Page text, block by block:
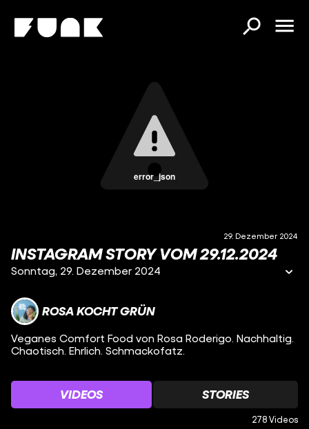
error_json
29. Dezember 2024
INSTAGRAM STORY VOM 29.12.2024
Sonntag, 29. Dezember 2024
ROSA KOCHT GRÜN
Veganes Comfort Food von Rosa Roderigo. Nachhaltig.
Chaotisch. Ehrlich. Schmackofatz.
VIDEOS STORIES
278 Videos